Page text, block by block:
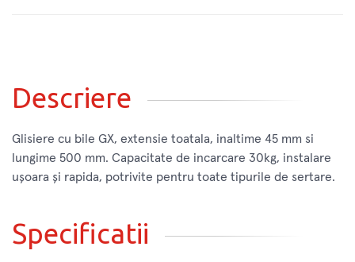
Descriere
Glisiere cu bile GX, extensie toatala, inaltime 45 mm si
lungime 500 mm. Capacitate de incarcare 30kg, instalare
ușoara și rapida, potrivite pentru toate tipurile de sertare.
Specificatii